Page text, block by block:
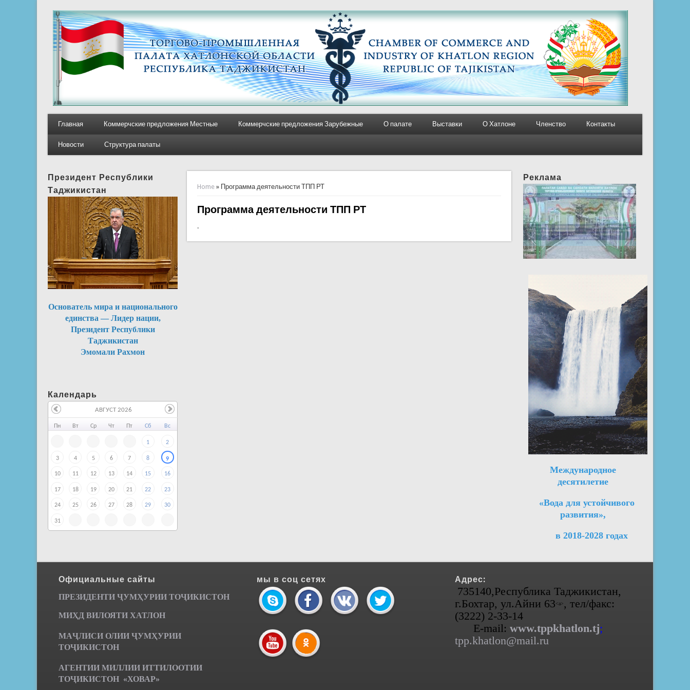
Главная Коммерчские предложения Местные Коммерчские предложения Зарубежные О палате Выставки О Хатлоне Членство Контакты
Новости Структура палаты
You are here
Home » Программа деятельности ТПП РТ
Программа деятельности ТПП РТ
.
Президент Республики
Таджикистан
Основатель мира и национального
единства — Лидер нации,
Президент Республики
Таджикистан
Эмомали Рахмон
Календарь
Пн Вт Ср Чт Пт Сб Вс
1 2
3 4 5 6 7 8 9
10 11 12 13 14 15 16
17 18 19 20 21 22 23
24 25 26 27 28 29 30
31
АВГУСТ 2026
Реклама
Международное
десятилетие
«Вода для устойчивого
развития»,
в 2018-2028 годах
Официальные сайты
ПРЕЗИДЕНТИ ҶУМҲУРИИ ТОҶИКИСТОН
МИҲД ВИЛОЯТИ ХАТЛОН
МАҶЛИСИ ОЛИИ ҶУМҲУРИИ
ТОҶИКИСТОН
АГЕНТИИ МИЛЛИИ ИТТИЛООТИИ
ТОҶИКИСТОН «ХОВАР»
мы в соц сетях Адрес:
735140,Республика Таджикистан,
г.Бохтар, ул.Айни 63<а>, тел/факс:
(3222) 2-33-14
E-mail:www.tppkhatlon.tj;
tpp.khatlon@mail.ru